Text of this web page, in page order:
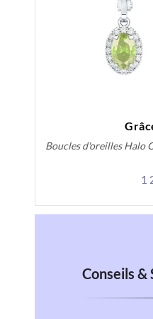
Boucles d'oreilles Halo
1
Conseils &